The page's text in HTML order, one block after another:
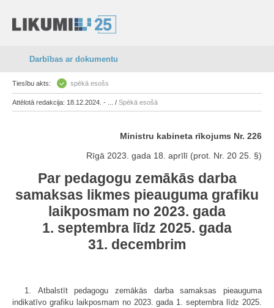
Darbības ar dokumentu
Tiesību akts: spēkā esošs
Attēlotā redakcija: 18.12.2024. - ... / Spēkā esošā
Ministru kabineta rīkojums Nr. 226
Rīgā 2023. gada 18. aprīlī (prot. Nr. 20 25. §)
Par pedagogu zemākās darba
samaksas likmes pieauguma grafiku
laikposmam no 2023. gada
1. septembra līdz 2025. gada
31. decembrim
1. Atbalstīt pedagogu zemākās darba samaksas pieauguma
indikatīvo grafiku laikposmam no 2023. gada 1. septembra līdz 2025.